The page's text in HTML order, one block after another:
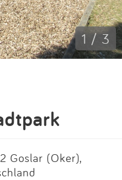
1 / 3
Goslar (Oker),